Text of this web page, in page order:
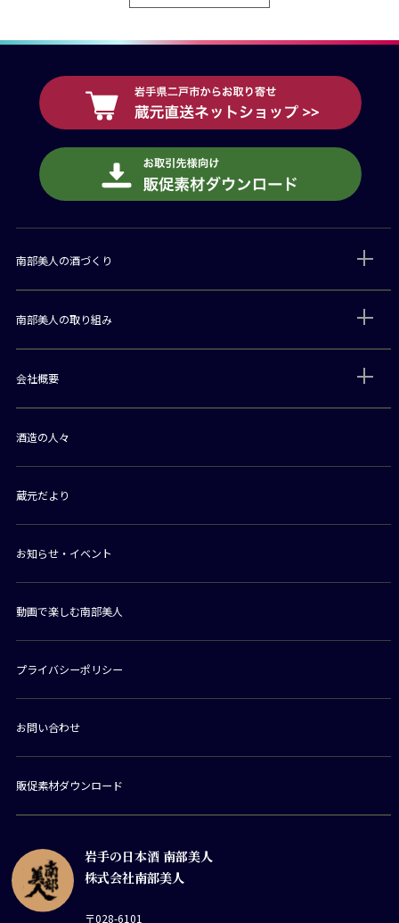
岩手の日本酒 南部美人
株式会社南部美人
〒028-6101
南部美人の酒づくり
南部美人の取り組み
会社概要
酒造の人々
蔵元だより
お知らせ・イベント
動画で楽しむ南部美人
プライバシーポリシー
お問い合わせ
販促素材ダウンロード